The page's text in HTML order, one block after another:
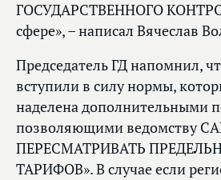
ГОСУДАРСТВЕННОГО
сфере», – написал Вячеслав
Председатель ГД напомнил,
вступили в силу нормы,
наделена дополнительными
позволяющими ведомству
ПЕРЕСМАТРИВАТЬ
ТАРИФОВ». В случае если